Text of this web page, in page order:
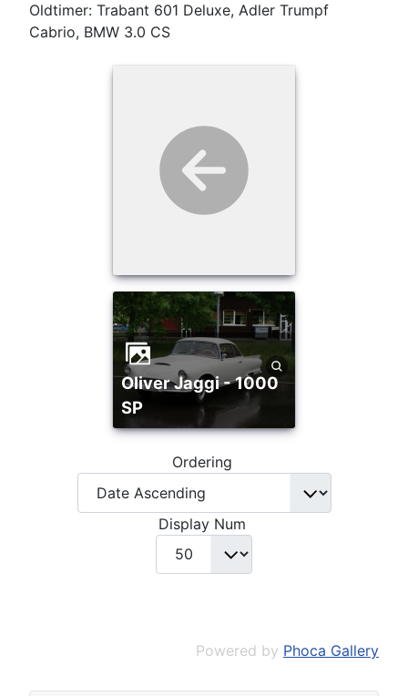
Oldtimer: Trabant 601 Deluxe, Adler Trumpf
Cabrio, BMW 3.0 CS
Oliver Jaggi - 1000
SP
Ordering
Display Num
Powered by Phoca Gallery